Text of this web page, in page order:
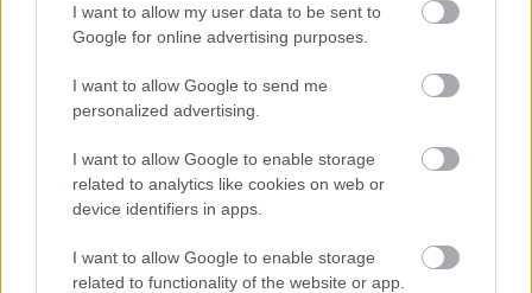
I want to allow my user data to be sent to
Google for online advertising purposes.
I want to allow Google to send me
personalized advertising.
I want to allow Google to enable storage
related to analytics like cookies on web or
device identifiers in apps.
I want to allow Google to enable storage
related to functionality of the website or app.
Előzetesek és kozmikus
beszélgetések a Kapcsolatfelvétel
Napján
Dave // urszekerek.hu•2021. április 10.